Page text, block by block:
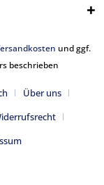
und ggf.
beschrieben
Über uns